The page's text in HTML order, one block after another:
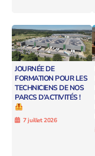
JOURNÉE DE
FORMATION POUR LES
TECHNICIENS DE NOS
PARCS D’ACTIVITÉS !
7 juillet 2026